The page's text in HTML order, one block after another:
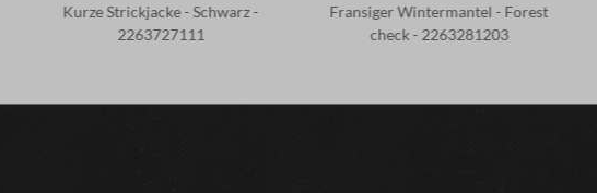
Kurze Strickjacke - Schwarz -
2263727111
Fransiger Wintermantel - Forest
check - 2263281203